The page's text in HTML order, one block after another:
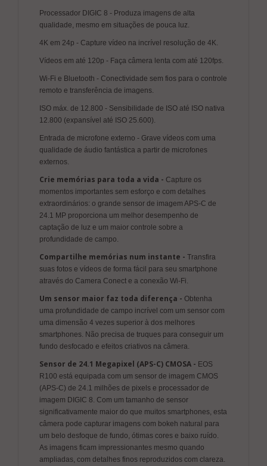
Processador DIGIC 8 - Produza imagens de alta
qualidade, mesmo em situações de pouca luz.
4K em 24p - Capture vídeo na incrível resolução de 4K.
Vídeos em até 120p - Faça câmera lenta com até 120fps.
Wi-Fi e Bluetooth - Conectividade sem fios para o controle
remoto e transferência de imagens.
ISO máx. de 12.800 - Sensibilidade de ISO até ISO nativa
12.800 (expansível até ISO 25.600).
Entrada de microfone externo - Grave vídeos com uma
qualidade de áudio fantástica a partir de microfones
externos.
Crie memórias para toda a vida - Capture os
momentos importantes sem esforço e com detalhes
extraordinários: o grande sensor de imagem APS-C de
24.1 MP proporciona um melhor desempenho de
captação de luz e um maior controle sobre a
profundidade de campo.
Compartilhe memórias num instante - Transfira
suas fotos e vídeos de forma fácil para seu smartphone
através do Camera Conect e a conexão Wi-Fi.
Um sensor maior faz toda diferença - Obtenha
uma profundidade de campo incrível com um sensor com
uma dimensão 4 vezes superior à dos melhores
smartphones. Não precisa de truques para conseguir um
fundo desfocado e efeitos criativos na câmera.
Sensor de 24.1 Megapixel (APS-C) CMOSA - EOS
R100 está equipada com um sensor de imagem CMOS
(APS-C) de 24.1 milhões de pixels e processador de
imagem DIGIC 8. Com um tamanho de sensor
significativamente maior do que muitos smartphones, esta
câmera pode capturar imagens com bokeh natural para
um belo desfoque de fundo, ótimas cores e baixo ruído.
As imagens ficam impressionantes mesmo quando
ampliadas, com detalhes finos reproduzidos com clareza.